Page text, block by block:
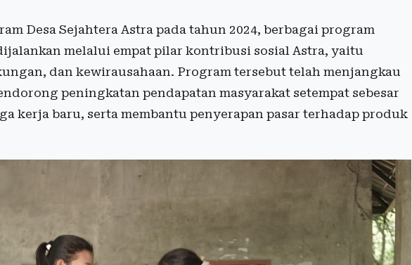
Desa Sejahtera Astra pada tahun 2024, berbagai program
melalui empat pilar kontribusi sosial Astra, yaitu
dan kewirausahaan. Program tersebut telah menjangkau
peningkatan pendapatan masyarakat setempat sebesar
kerja baru, serta membantu penyerapan pasar terhadap produk